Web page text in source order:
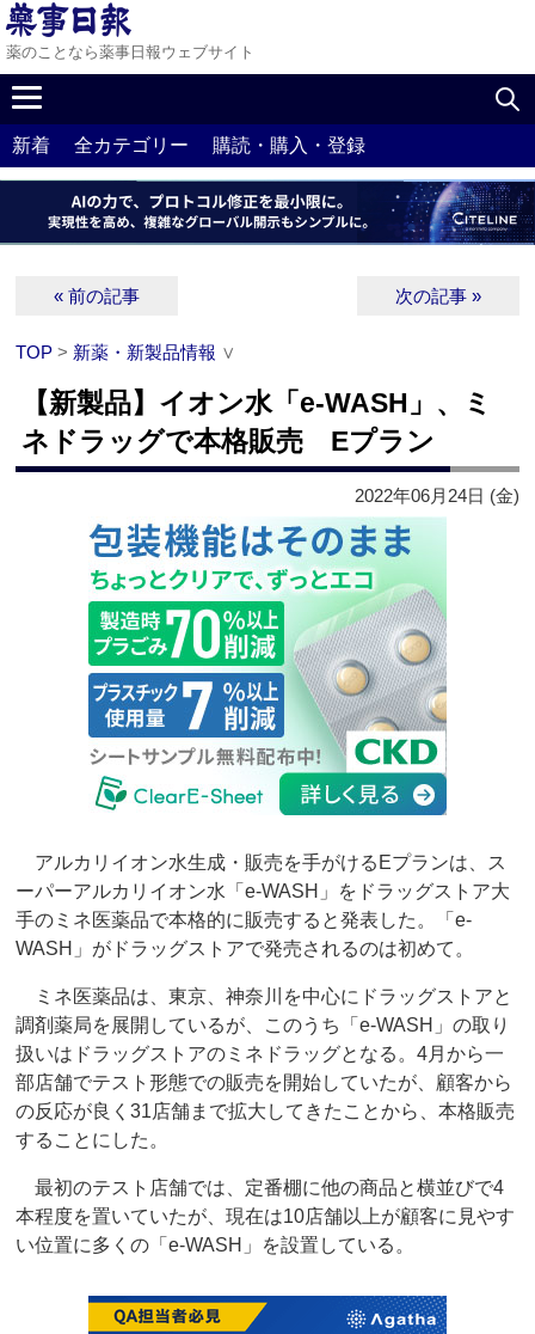
薬のことなら薬事日報ウェブサイト
新着 全カテゴリー 購読・購入・登録
« 前の記事 次の記事 »
TOP > 新薬・新製品情報 ∨
【新製品】イオン水「e-WASH」、ミ
ネドラッグで本格販売 Eプラン
2022年06月24日 (金)
アルカリイオン水生成・販売を手がけるEプランは、ス
ーパーアルカリイオン水「e-WASH」をドラッグストア大
手のミネ医薬品で本格的に販売すると発表した。「e-
WASH」がドラッグストアで発売されるのは初めて。
ミネ医薬品は、東京、神奈川を中心にドラッグストアと
調剤薬局を展開しているが、このうち「e-WASH」の取り
扱いはドラッグストアのミネドラッグとなる。4月から一
部店舗でテスト形態での販売を開始していたが、顧客から
の反応が良く31店舗まで拡大してきたことから、本格販売
することにした。
最初のテスト店舗では、定番棚に他の商品と横並びで4
本程度を置いていたが、現在は10店舗以上が顧客に見やす
い位置に多くの「e-WASH」を設置している。